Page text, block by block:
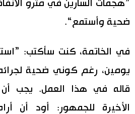
”هجمات السارين في مترو
ضحية وأستمع“.
في الخاتمة، كنت سأكتب:
يومين، رغم كوني ضحية
قاله في هذا العمل. يجب
الأخيرة للجمهور: أود أن